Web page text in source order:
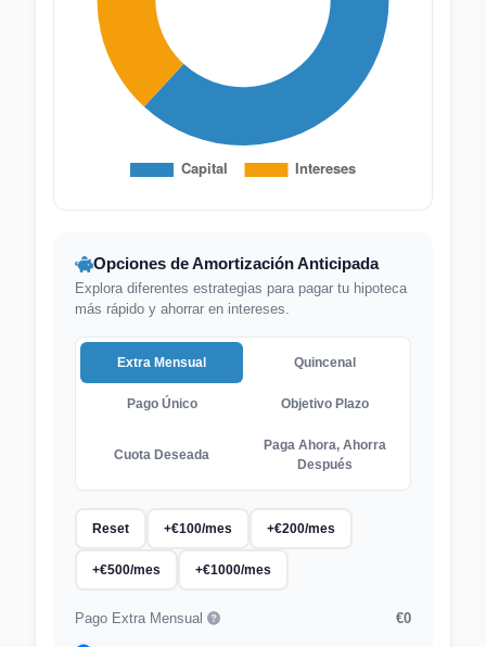
Opciones de Amortización Anticipada
Explora diferentes estrategias para pagar tu hipoteca
más rápido y ahorrar en intereses.
Extra Mensual Quincenal
Pago Único Objetivo Plazo
Cuota Deseada
Paga Ahora, Ahorra
Después
Reset +€100/mes +€200/mes
+€500/mes +€1000/mes
Pago Extra Mensual €0